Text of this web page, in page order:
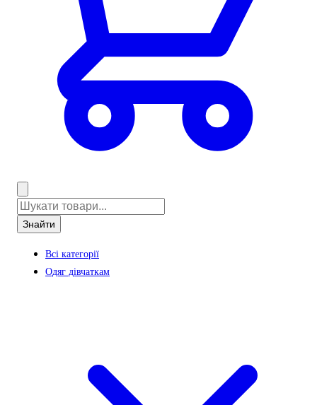
Знайти
Всі категорії
Одяг дівчаткам